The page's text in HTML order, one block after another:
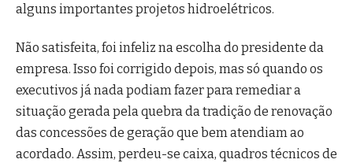
alguns importantes projetos hidroelétricos.
Não satisfeita, foi infeliz na escolha do presidente da
empresa. Isso foi corrigido depois, mas só quando os
executivos já nada podiam fazer para remediar a
situação gerada pela quebra da tradição de renovação
das concessões de geração que bem atendiam ao
acordado. Assim, perdeu-se caixa, quadros técnicos de